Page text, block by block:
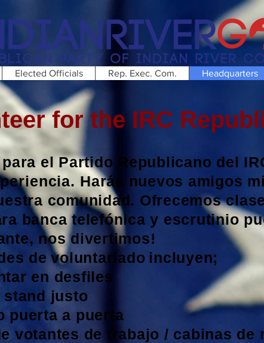
Elected Officials Rep. Exec. Com. Headquarters
for the IRC
el Partido Republicano del
Harás nuevos amigos
comunidad. Ofrecemos
banca telefónica y escrutinio
nos divertimos!
de voluntariado incluyen;
en desfiles
stand justo
puerta a puerta
votantes de trabajo / cabinas de